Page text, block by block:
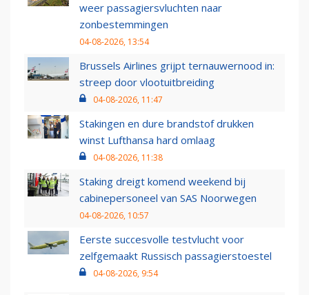
weer passagiersvluchten naar
zonbestemmingen
04-08-2026, 13:54
Brussels Airlines grijpt ternauwernood in:
streep door vlootuitbreiding
04-08-2026, 11:47
Stakingen en dure brandstof drukken
winst Lufthansa hard omlaag
04-08-2026, 11:38
Staking dreigt komend weekend bij
cabinepersoneel van SAS Noorwegen
04-08-2026, 10:57
Eerste succesvolle testvlucht voor
zelfgemaakt Russisch passagierstoestel
04-08-2026, 9:54